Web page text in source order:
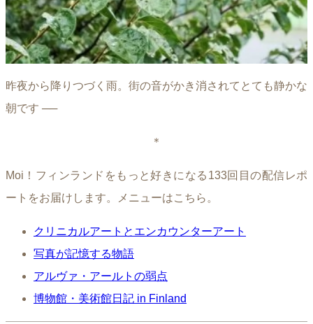
昨夜から降りつづく雨。街の音がかき消されてとても静かな
朝です ──
＊
Moi！フィンランドをもっと好きになる133回目の配信レポ
ートをお届けします。メニューはこちら。
クリニカルアートとエンカウンターアート
写真が記憶する物語
アルヴァ・アールトの弱点
博物館・美術館日記 in Finland